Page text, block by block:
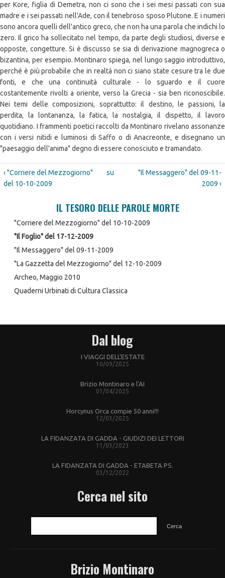
per Kore, figlia di Demetra, non ci sono che i sei mesi passati con sua
madre e i sei passati nell'Ade, con il tenebroso sposo Plutone. E i numeri
sono ancora quelli dell'antico greco, che non ha una parola che indichi lo
zero. Il grico ha sollecitato nel tempo, da parte degli studiosi, diverse e
opposte, congetture. Si è discusso se sia di derivazione magnogreca o
bizantina, per esempio. Montinaro spiega, nel lungo saggio introduttivo,
perché è più probabile che in realtà non ci siano state cesure tra le due
fonti, e che una continuità culturale - lo sguardo e il cuore
costantemente rivolti a oriente, verso la Grecia - sia ben riconoscibile.
Nei temi delle composizioni, soprattutto: il destino, le passioni, la
perdita, la lontananza, la fatica, la nostalgia, il dispetto, il lavoro
quotidiano. I frammenti poetici raccolti da Montinaro rivelano assonanze
con i versi nitidi e luminosi di Saffo o di Anacreonte, e disegnano un
"paesaggio dell'anima" degno di essere conosciuto e tramandato.
‹ "Corriere del Mezzogiorno"
del 10-10-2009
su
"Il Messaggero" del 09-11-
2009 ›
IL TESORO DELLE PAROLE MORTE
"Corriere del Mezzogiorno" del 10-10-2009
"Il Foglio" del 17-12-2009
"Il Messaggero" del 09-11-2009
"La Gazzetta del Mezzogiorno" del 12-10-2009
Archeo, Maggio 2010
Quaderni Urbinati di Cultura Classica
Dal blog
I VIAGGI DELL'ESTATE
10/09/2025
Brizio Montinaro e l'AI
01/04/2025
Horcynus Orca compie 50 anni!!!
12/03/2025
LA FIDANZATA DI GADDA - GIUDIZI DEI LETTORI
11/03/2023
LA FIDANZATA DI GADDA - ETABETA PS.
03/12/2022
Cerca nel sito
Brizio Montinaro